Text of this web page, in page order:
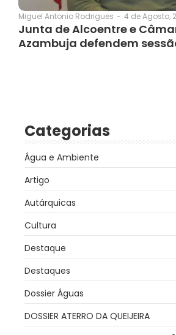
Miguel Antonio Rodrigues - 4 de Agosto,
Junta de Alcoentre e
Azambuja defendem
Categorias
Água e Ambiente
Artigo
Autárquicas
Cultura
Destaque
Destaques
Dossier Águas
DOSSIER ATERRO DA QUEIJEIRA